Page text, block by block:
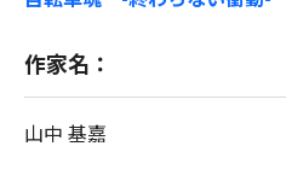
作家名：
山中 基嘉